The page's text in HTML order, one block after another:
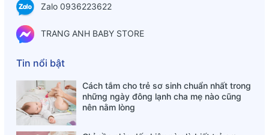
Zalo 0936223622
TRANG ANH BABY STORE
Tin nổi bật
Cách tắm cho trẻ sơ sinh chuẩn nhất trong
những ngày đông lạnh cha mẹ nào cũng
nên nằm lòng